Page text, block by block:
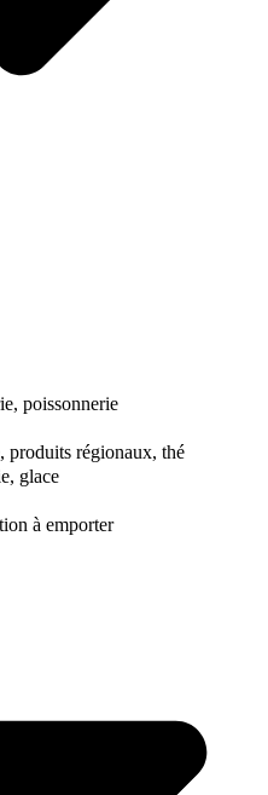
poissonnerie
produits régionaux, thé
glace
à emporter